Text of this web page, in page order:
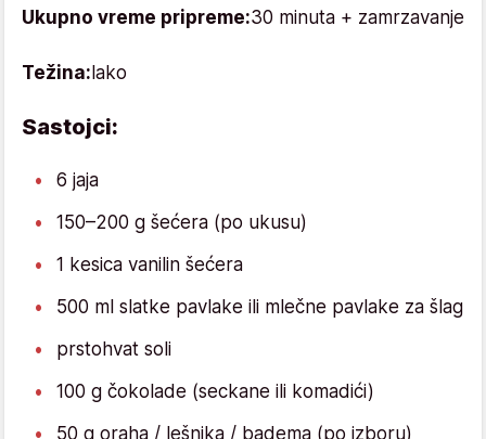
Ukupno vreme pripreme:30 minuta + zamrzavanje
Težina:lako
Sastojci:
6 jaja
150–200 g šećera (po ukusu)
1 kesica vanilin šećera
500 ml slatke pavlake ili mlečne pavlake za šlag
prstohvat soli
100 g čokolade (seckane ili komadići)
50 g oraha / lešnika / badema (po izboru)